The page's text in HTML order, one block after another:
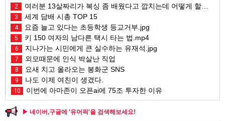
2 여러분 13살짜리가 복싱 좀 배웠다고 깝치는데 어떻게 할까요?
3 세계 담배 시총 TOP 15
4 요즘 늘고 있다는 초등학생 등교거부.jpg
5 키 150 여자의 남다른 택시 타는 법.mp4
6 지나가는 시민에게 큰 실수하는 유재석.jpg
7 외모때문에 인식 박살난 직업
8 요새 치고 올라오는 봉화군 SNS
9 나도 이제 여친이 생겼다.
10 이번에 아마존이 오픈ai에 75조 투자한 이유
▶ 네이버,구글에 '유머픽'을 검색해보세요!